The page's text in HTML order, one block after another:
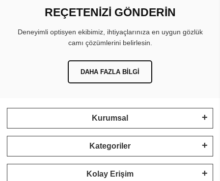
REÇETENİZİ GÖNDERİN
Deneyimli optisyen ekibimiz, ihtiyaçlarınıza en uygun gözlük
camı çözümlerini belirlesin.
DAHA FAZLA BILGI
Kurumsal
Kategoriler
Kolay Erişim